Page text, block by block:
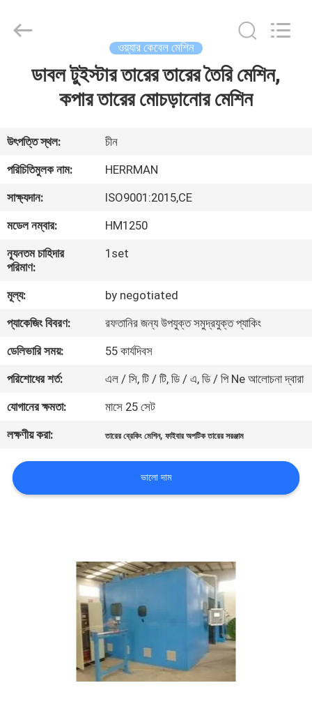
আমাদের
সম্পর্কে
কারখানা
ভ্রমণ
মান
নিয়ন্ত্রণ
যোগাযোগ
করুন
খবর
উদ্ধৃতির
Rights
ওয়্যার কেবেল মেশিন
ডাবল টুইস্টার তারের তারের তৈরি মেশিন,
কপার তারের মোচড়ানোর মেশিন
উৎপত্তি স্থল:
চীন
পরিচিতিমুলক নাম:
HERRMAN
সাক্ষ্যদান:
ISO9001:2015,CE
মডেল নম্বার:
HM1250
ন্যূনতম চাহিদার
পরিমাণ:
1set
মূল্য:
by negotiated
প্যাকেজিং বিবরণ:
রফতানির জন্য উপযুক্ত সমুদ্রযুক্ত প্যাকিং
ডেলিভারি সময়:
55 কার্যদিবস
পরিশোধের শর্ত:
এল / সি, টি / টি, ডি / এ, ডি / পি Ne আলোচনা দ্বারা
যোগানের ক্ষমতা:
মাসে 25 সেট
লক্ষণীয় করা:
তারের ব্রেকিং মেশিন,ফাইবার অপটিক তারের সরঞ্জাম
ভালো দাম